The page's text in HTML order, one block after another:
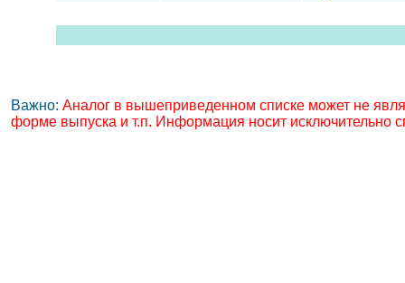
Важно: Аналог в вышеприведенном списке может не
форме выпуска и т.п. Информация носит исключительно